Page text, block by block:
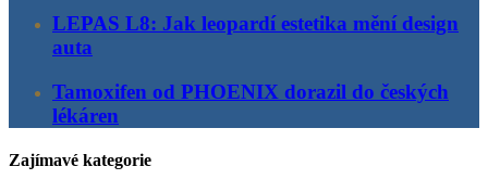
LEPAS L8: Jak leopardí estetika mění design
auta
Tamoxifen od PHOENIX dorazil do českých
lékáren
Zajímavé kategorie